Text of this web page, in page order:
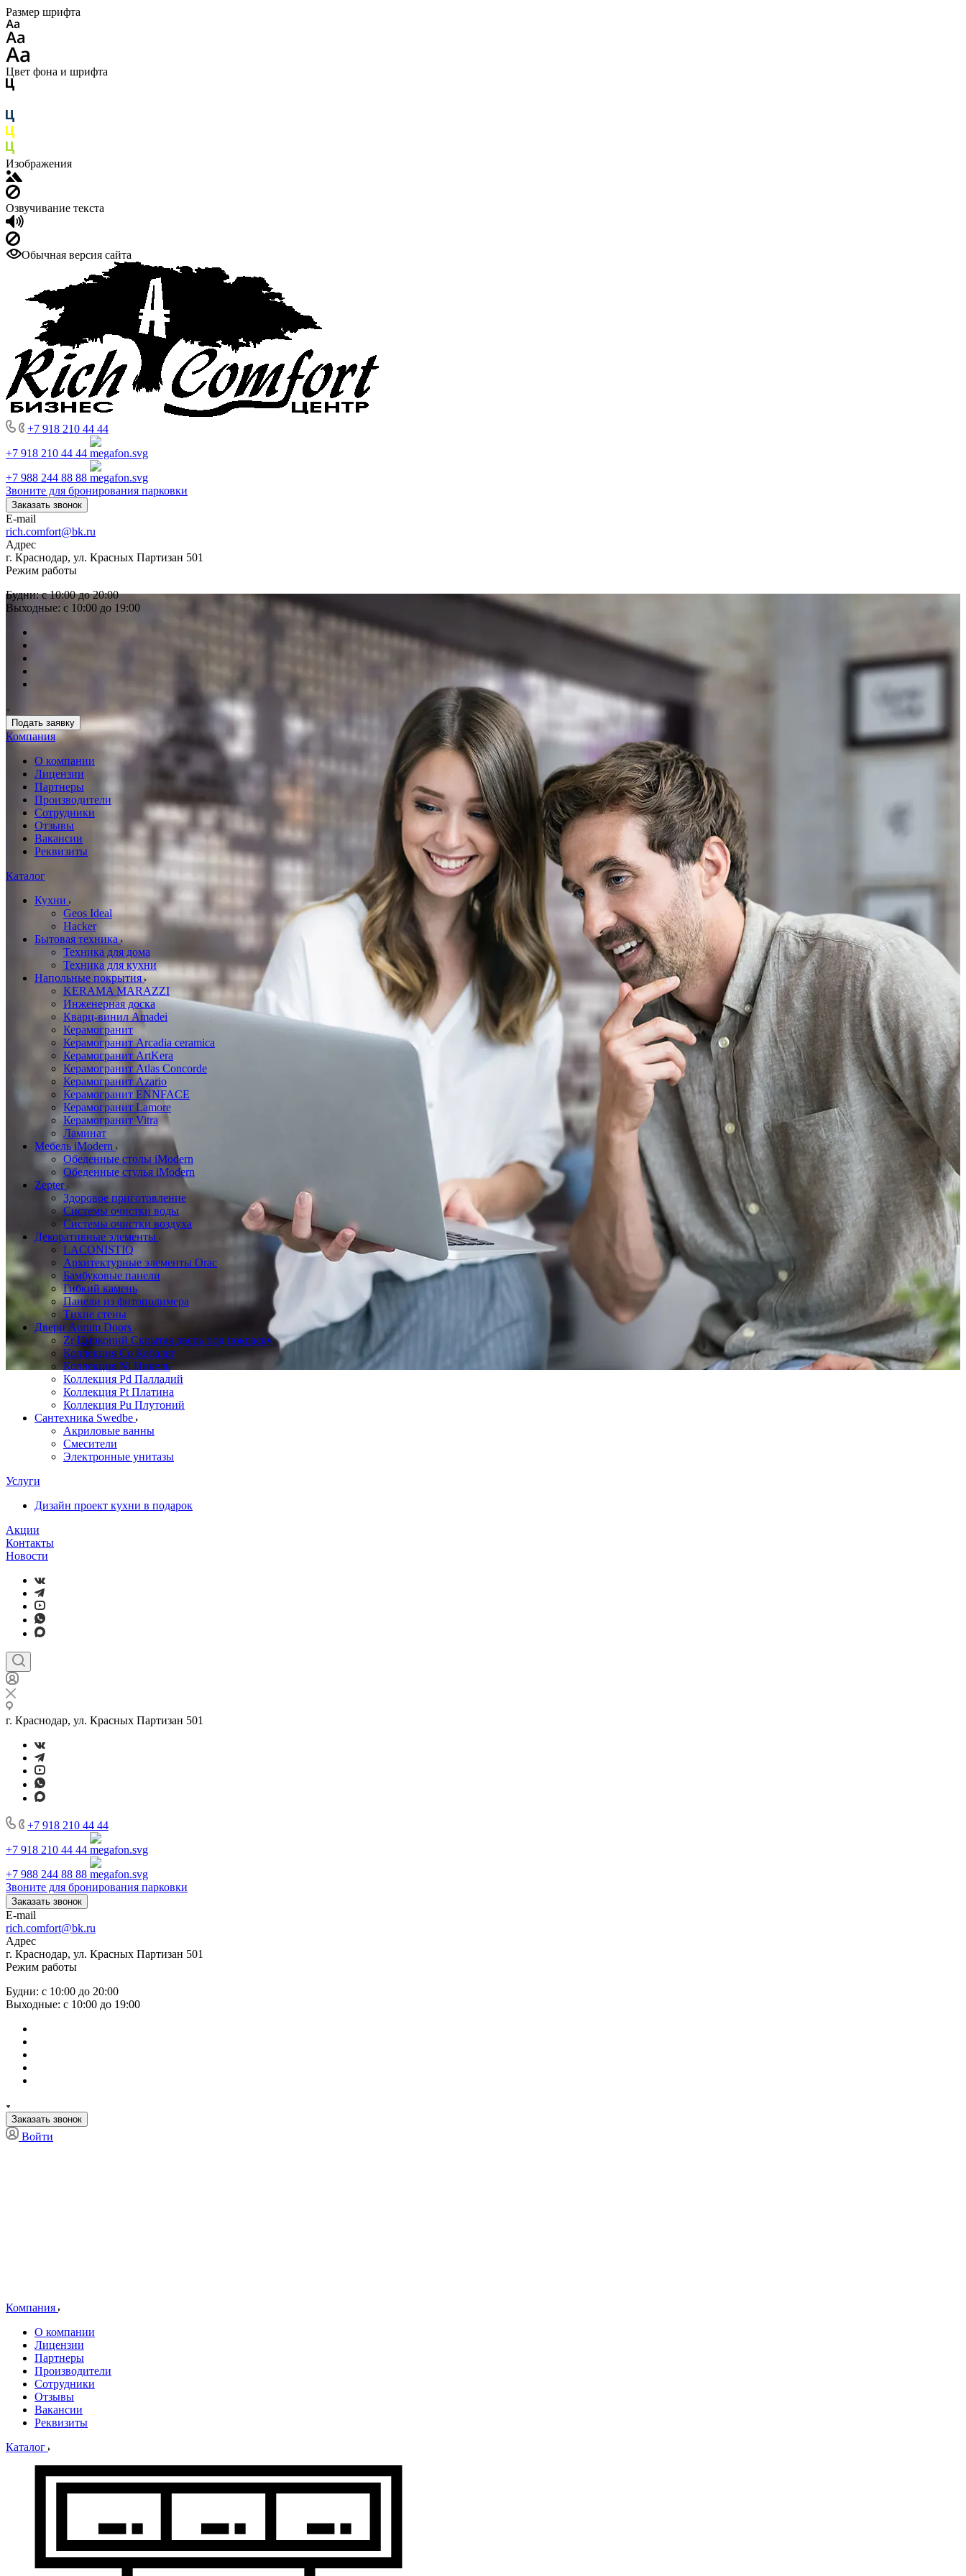
Размер шрифта
Цвет фона и шрифта
Изображения
Озвучивание текста
Обычная версия сайта
+7 918 210 44 44
+7 918 210 44 44
+7 988 244 88 88
Звоните для бронирования парковки
Заказать звонок
E-mail
rich.comfort@bk.ru
Адрес
г. Краснодар, ул. Красных Партизан 501
Режим работы
Будни: с 10:00 до 20:00
Выходные: с 10:00 до 19:00
Подать заявку
Компания
О компании
Лицензии
Партнеры
Производители
Сотрудники
Отзывы
Вакансии
Реквизиты
Каталог
Кухни
Geos Ideal
Hacker
Бытовая техника
Техника для дома
Техника для кухни
Напольные покрытия
KERAMA MARAZZI
Инженерная доска
Кварц-винил Amadei
Керамогранит
Керамогранит Arcadia ceramica
Керамогранит ArtKera
Керамогранит Atlas Concorde
Керамогранит Azario
Керамогранит ENNFACE
Керамогранит Lamore
Керамогранит Vitra
Ламинат
Мебель iModern
Обеденные столы iModern
Обеденные стулья iModern
Zepter
Здоровое приготовление
Системы очистки воды
Системы очистки воздуха
Декоративные элементы
LACONISTIQ
Архитектурные элементы Orac
Бамбуковые панели
Гибкий камень
Панели из фитополимера
Тихие стены
Двери Aurum Doors
Zr Цирконий Скрытая дверь под покраску
Коллекция Co Кобальт
Коллекция Ni Никель
Коллекция Pd Палладий
Коллекция Pt Платина
Коллекция Pu Плутоний
Сантехника Swedbe
Акриловые ванны
Смесители
Электронные унитазы
Услуги
Дизайн проект кухни в подарок
Акции
Контакты
Новости
г. Краснодар, ул. Красных Партизан 501
+7 918 210 44 44
+7 918 210 44 44
+7 988 244 88 88
Звоните для бронирования парковки
Заказать звонок
E-mail
rich.comfort@bk.ru
Адрес
г. Краснодар, ул. Красных Партизан 501
Режим работы
Будни: с 10:00 до 20:00
Выходные: с 10:00 до 19:00
Заказать звонок
Войти
Компания
О компании
Лицензии
Партнеры
Производители
Сотрудники
Отзывы
Вакансии
Реквизиты
Каталог